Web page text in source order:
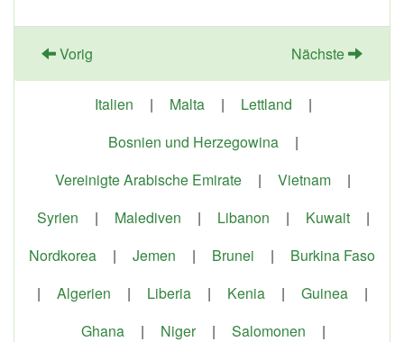
Vorig Nächste
Italien | Malta | Lettland
|
Bosnien und Herzegowina
|
Vereinigte Arabische Emirate
| Vietnam
|
Syrien
| Malediven | Libanon | Kuwait
|
Nordkorea
| Jemen | Brunei |
Burkina Faso
|
Algerien | Liberia | Kenia | Guinea
|
Ghana
| Niger | Salomonen
|